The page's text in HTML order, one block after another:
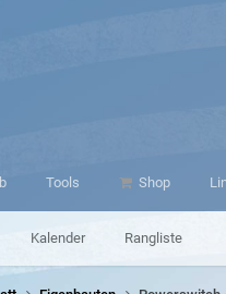
Kalender Rangliste
Tools Shop